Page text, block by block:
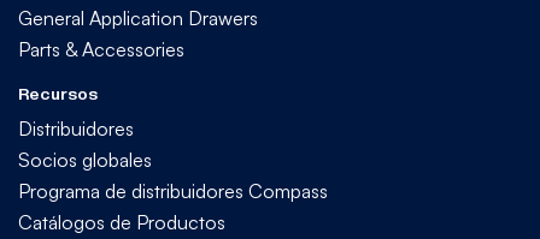
General Application Drawers
Parts & Accessories
Recursos
Distribuidores
Socios globales
Programa de distribuidores Compass
Catálogos de Productos